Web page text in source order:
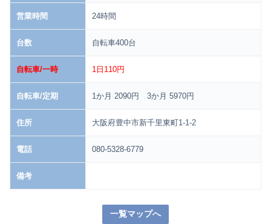
営業時間 24時間
台数 自転車400台
自転車/一時 1日110円
自転車/定期 1か月 2090円 3か月 5970円
住所 大阪府豊中市新千里東町1-1-2
電話 080-5328-6779
備考
一覧マップへ